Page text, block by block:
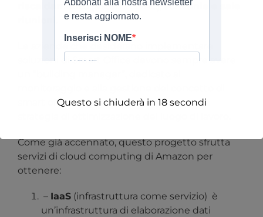
riscaldamento(sistemi HVAC),scrivanie e sale
soluzioni di Smart Office devono sempre avere
smart office per ridefinire o mantenere la
Come già accennato, questo progetto sfrutta
servizi di cloud computing di Amazon per
ottenere:
– IaaS (infrastruttura come servizio) è
un’infrastruttura di elaborazione dati
Questo si chiuderà in 18secondi